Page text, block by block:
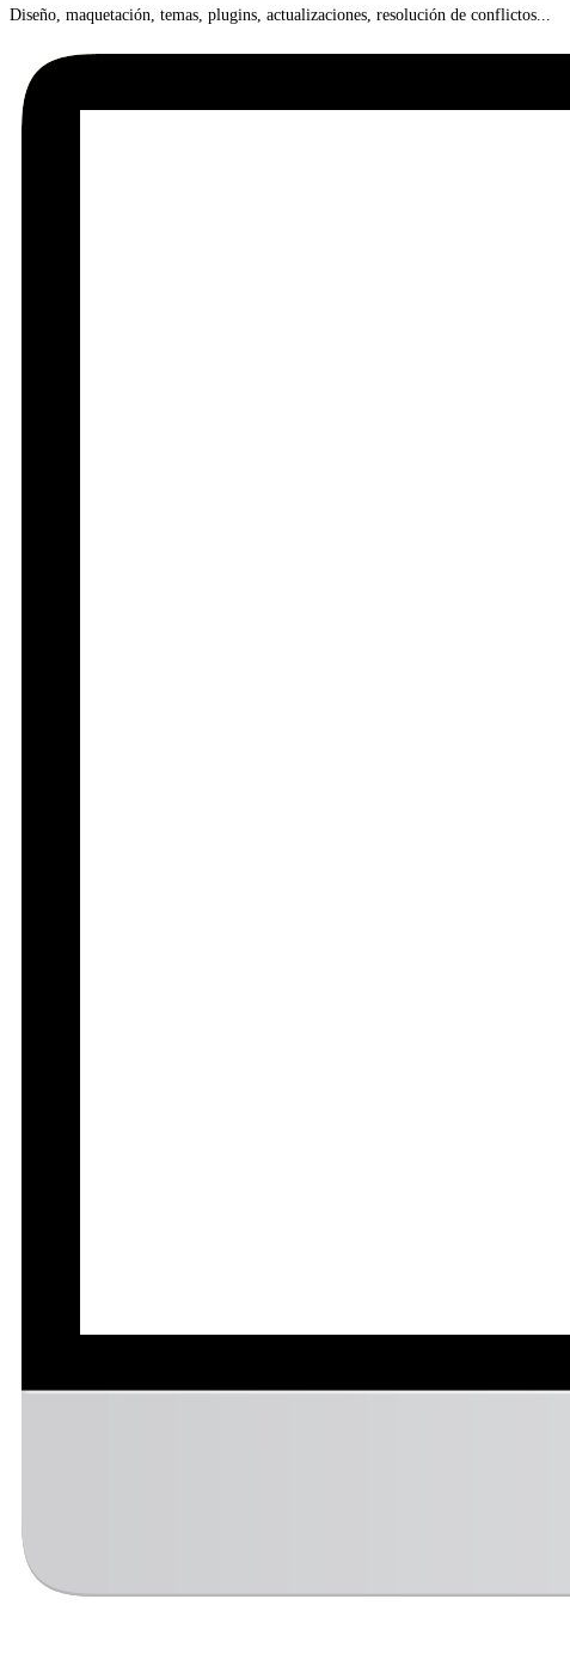
Diseño, maquetación, temas, plugins, actualizaciones, resolución de conflictos...